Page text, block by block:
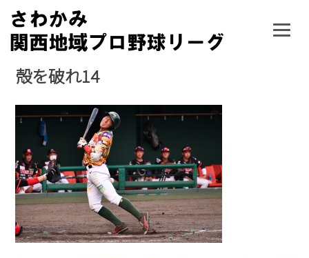
Skip
content
殻を破れ14